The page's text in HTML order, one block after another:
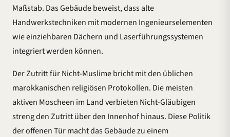
Maßstab. Das Gebäude beweist, dass alte
Handwerkstechniken mit modernen Ingenieurselementen
wie einziehbaren Dächern und Laserführungssystemen
integriert werden können.
Der Zutritt für Nicht-Muslime bricht mit den üblichen
marokkanischen religiösen Protokollen. Die meisten
aktiven Moscheen im Land verbieten Nicht-Gläubigen
streng den Zutritt über den Innenhof hinaus. Diese Politik
der offenen Tür macht das Gebäude zu einem